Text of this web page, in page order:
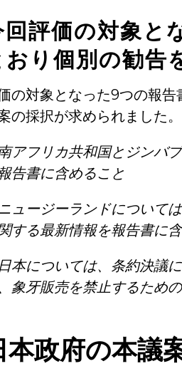
回評価の対象と
おり個別の勧告
の対象となった9つの報
の採択が求められました。
南アフリカ共和国とジンバ
告書に含めること
ニュージーランドについて
する最新情報を報告書に
日本については、条約決議
象牙販売を禁止するため
本政府の本議